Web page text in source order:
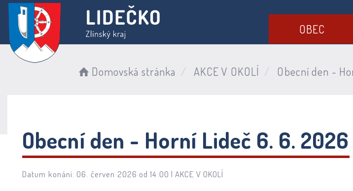
OBEC
Domovská stránka AKCE V OKOLÍ Obecní den -
Obecní den - Horní Lideč 6. 6. 2026
Datum konání: 06. červen 2026 od 14:00 |AKCE V OKOLÍ